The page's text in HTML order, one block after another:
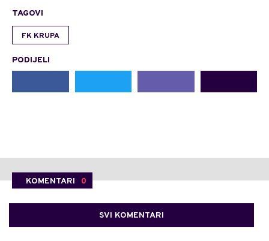
TAGOVI
FK KRUPA
PODIJELI
KOMENTARI 0
SVI KOMENTARI